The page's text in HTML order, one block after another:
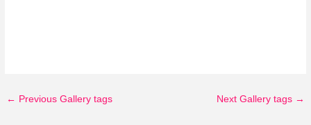
← Previous Gallery tags Next Gallery tags →